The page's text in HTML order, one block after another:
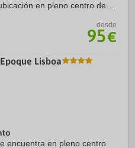
en pleno centro de
este ...
desde
95€
Lisboa
encuentra en pleno centro